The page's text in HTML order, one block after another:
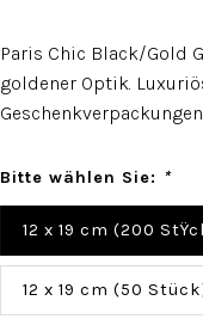
Paris Chic Black/Gold
goldener Optik.
Geschenkverpackungen.
Bitte wählen Sie: *
12 x 19 cm (200
12 x 19 cm (50